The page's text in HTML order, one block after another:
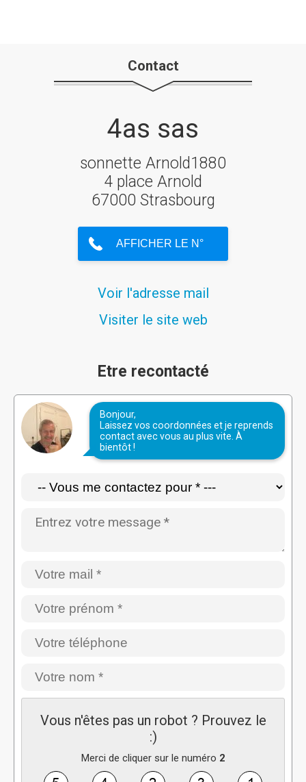
Contact
4as sas
sonnette Arnold1880
4 place Arnold
67000 Strasbourg
Voir l'adresse mail
Visiter le site web
Etre recontacté
Bonjour,
Laissez vos coordonnées et je reprends
contact avec vous au plus vite. À
bientôt !
Vous n'êtes pas un robot ? Prouvez le
:)
Merci de cliquer sur le numéro 2